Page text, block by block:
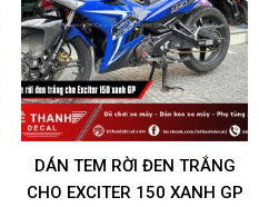
DÁN TEM RỜI ĐEN TRẮNG
CHO EXCITER 150 XANH GP